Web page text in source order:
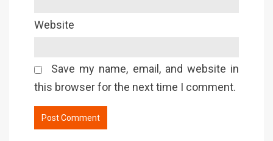
Website
Save my name, email, and website in
this browser for the next time I comment.